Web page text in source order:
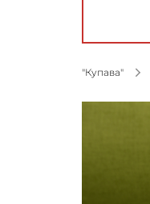
"Купава"